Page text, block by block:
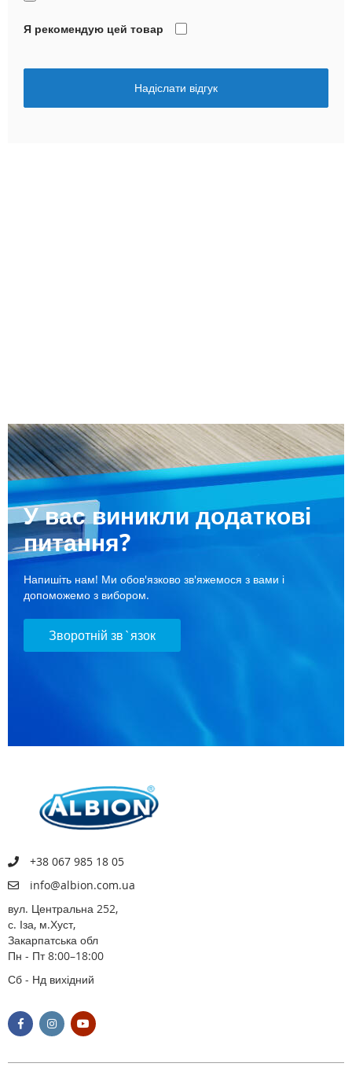
Я рекомендую цей товар
Надіслати відгук
У вас виникли додаткові
питання?
Напишіть нам! Ми обов'язково зв'яжемося з вами і
допоможемо з вибором.
Зворотній зв`язок
+38 067 985 18 05
info@albion.com.ua
вул. Центральна 252,
с. Іза, м.Хуст,
Закарпатська обл
Пн - Пт 8:00–18:00
Сб - Нд вихідний